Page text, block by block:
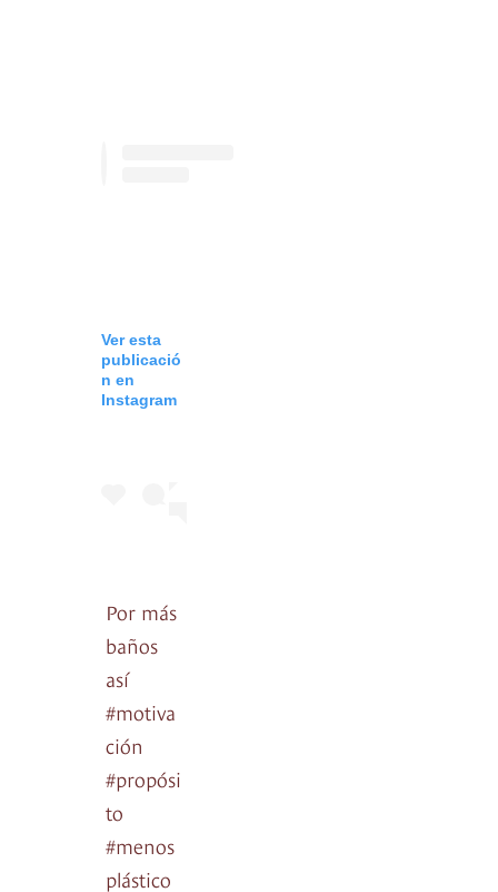
Ver esta
publicació
n en
Instagram
Por más
baños
así
#motiva
ción
#propósi
to
#menos
plástico